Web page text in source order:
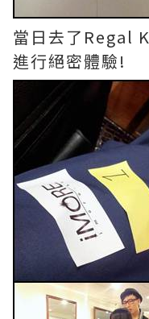
當日去了Regal
進行絕密體驗!